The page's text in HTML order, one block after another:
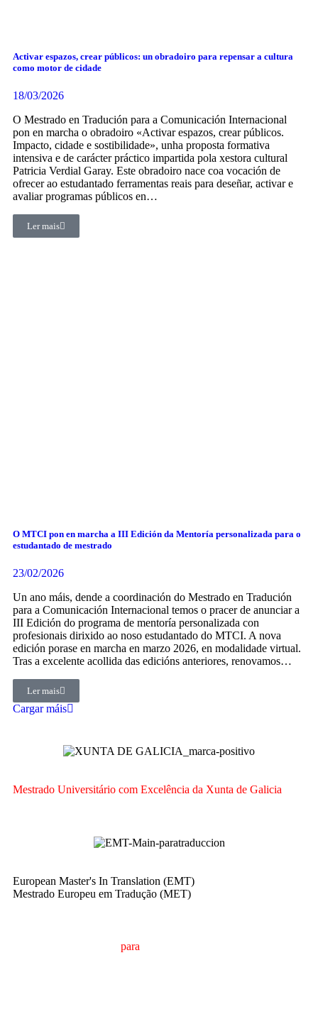
Activar espazos, crear públicos: un obradoiro para repensar a cultura
como motor de cidade
18/03/2026
O Mestrado en Tradución para a Comunicación Internacional
pon en marcha o obradoiro «Activar espazos, crear públicos.
Impacto, cidade e sostibilidade», unha proposta formativa
intensiva e de carácter práctico impartida pola xestora cultural
Patricia Verdial Garay. Este obradoiro nace coa vocación de
ofrecer ao estudantado ferramentas reais para deseñar, activar e
avaliar programas públicos en…
Ler mais
O MTCI pon en marcha a III Edición da Mentoría personalizada para o
estudantado de mestrado
23/02/2026
Un ano máis, dende a coordinación do Mestrado en Tradución
para a Comunicación Internacional temos o pracer de anunciar a
III Edición do programa de mentoría personalizada con
profesionais dirixido ao noso estudantado do MTCI. A nova
edición porase en marcha en marzo 2026, en modalidade virtual.
Tras a excelente acollida das edicións anteriores, renovamos…
Ler mais
Cargar máis
Mestrado Universitário com Excelência da Xunta de Galicia
European Master's In Translation (EMT)
Mestrado Europeu em Tradução (MET)
para